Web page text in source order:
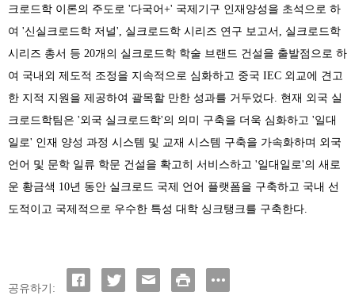
크로드학 이론의 주도로 '다국어 +' 국제기구 인재양성을 초석으로 하
여 '신실크로드학 저널', 실크로드학 시리즈 연구 보고서 , 실크로드학
시리즈 총서 등 20개의 실크로드학 학술 브랜드 건설을 출발점으로 하
여 국내외 제도적 조정을 지속적으로 심화하고 중국 IEC 외교에 견고
한 지적 지원을 제공하여 괄목할 만한 성과를 거두었다. 현재 외국 실
크로드학팀은 '외국 실크로드학'의 의미 구축을 더욱 심화하고 '일대
일로' 인재 양성 과정 시스템 및 교재 시스템 구축을 가속화하며 외국
언어 및 문학 일류 학문 건설을 확고히 서비스하고 '일대일로'의 새로
운 황금색 10년 동안 실크로드 국제 언어 플랫폼을 구축하고 국내 선
도적이고 국제적으로 우수한 특성 대학 싱크탱크를 구축한다.
공유하기: